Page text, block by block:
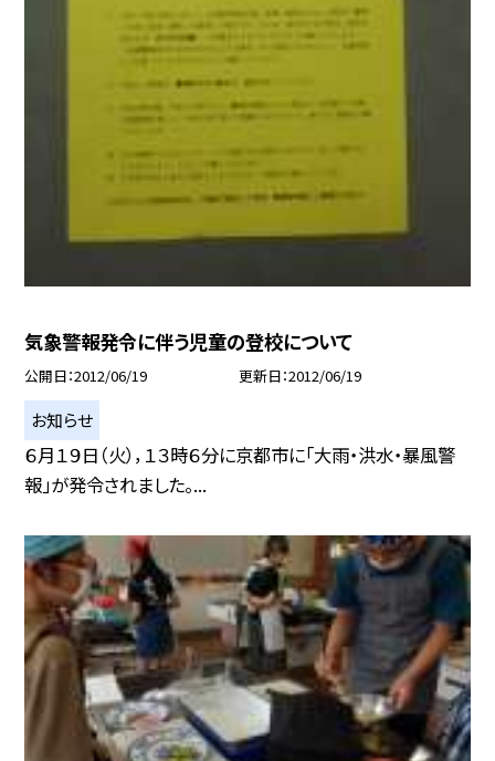
気象警報発令に伴う児童の登校について
公開日 2012/06/19 更新日 2012/06/19
お知らせ
６月１９日（火），１３時６分に京都市に「大雨・洪水・暴風警
報」が発令されました。...